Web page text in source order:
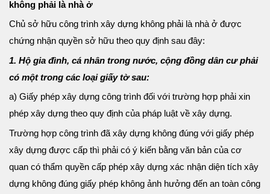
không phải là nhà ở
Chủ sở hữu công trình xây dựng không phải là nhà ở được
chứng nhận quyền sở hữu theo quy định sau đây:
1. Hộ gia đình, cá nhân trong nước, cộng đồng dân cư phải
có một trong các loại giấy tờ sau:
a) Giấy phép xây dựng công trình đối với trường hợp phải xin
phép xây dựng theo quy định của pháp luật về xây dựng.
Trường hợp công trình đã xây dựng không đúng với giấy phép
xây dựng được cấp thì phải có ý kiến bằng văn bản của cơ
quan có thẩm quyền cấp phép xây dựng xác nhận diện tích xây
dựng không đúng giấy phép không ảnh hưởng đến an toàn công